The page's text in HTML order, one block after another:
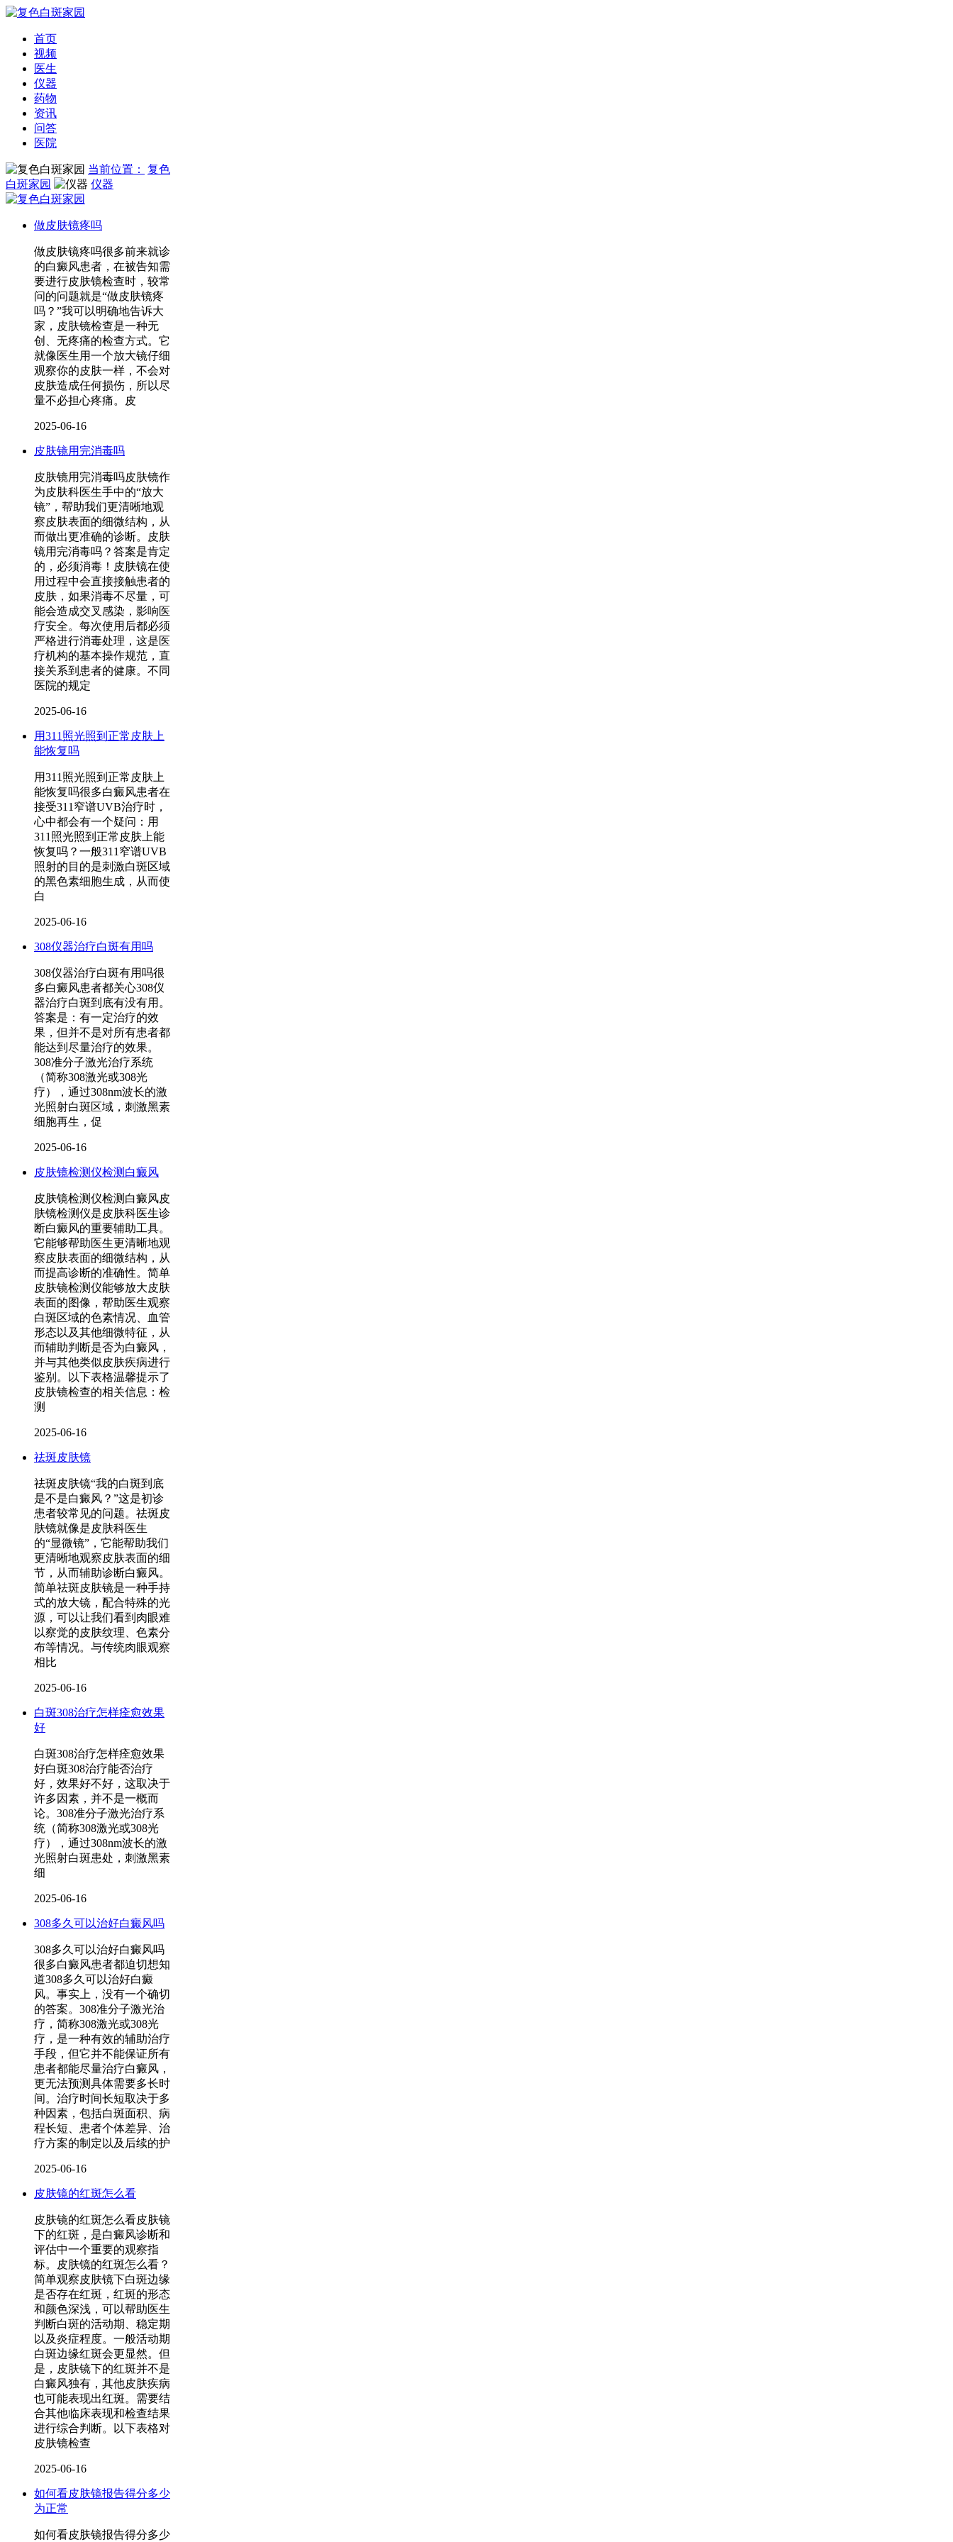
首页
视频
医生
仪器
药物
资讯
问答
医院
当前位置：
复色
白斑家园
仪器
做皮肤镜疼吗
做皮肤镜疼吗很多前来就诊
的白癜风患者，在被告知需
要进行皮肤镜检查时，较常
问的问题就是“做皮肤镜疼
吗？”我可以明确地告诉大
家，皮肤镜检查是一种无
创、无疼痛的检查方式。它
就像医生用一个放大镜仔细
观察你的皮肤一样，不会对
皮肤造成任何损伤，所以尽
量不必担心疼痛。皮
2025-06-16
皮肤镜用完消毒吗
皮肤镜用完消毒吗皮肤镜作
为皮肤科医生手中的“放大
镜”，帮助我们更清晰地观
察皮肤表面的细微结构，从
而做出更准确的诊断。皮肤
镜用完消毒吗？答案是肯定
的，必须消毒！皮肤镜在使
用过程中会直接接触患者的
皮肤，如果消毒不尽量，可
能会造成交叉感染，影响医
疗安全。每次使用后都必须
严格进行消毒处理，这是医
疗机构的基本操作规范，直
接关系到患者的健康。不同
医院的规定
2025-06-16
用311照光照到正常皮肤上
能恢复吗
用311照光照到正常皮肤上
能恢复吗很多白癜风患者在
接受311窄谱UVB治疗时，
心中都会有一个疑问：用
311照光照到正常皮肤上能
恢复吗？一般311窄谱UVB
照射的目的是刺激白斑区域
的黑色素细胞生成，从而使
白
2025-06-16
308仪器治疗白斑有用吗
308仪器治疗白斑有用吗很
多白癜风患者都关心308仪
器治疗白斑到底有没有用。
答案是：有一定治疗的效
果，但并不是对所有患者都
能达到尽量治疗的效果。
308准分子激光治疗系统
（简称308激光或308光
疗），通过308nm波长的激
光照射白斑区域，刺激黑素
细胞再生，促
2025-06-16
皮肤镜检测仪检测白癜风
皮肤镜检测仪检测白癜风皮
肤镜检测仪是皮肤科医生诊
断白癜风的重要辅助工具。
它能够帮助医生更清晰地观
察皮肤表面的细微结构，从
而提高诊断的准确性。简单
皮肤镜检测仪能够放大皮肤
表面的图像，帮助医生观察
白斑区域的色素情况、血管
形态以及其他细微特征，从
而辅助判断是否为白癜风，
并与其他类似皮肤疾病进行
鉴别。以下表格温馨提示了
皮肤镜检查的相关信息：检
测
2025-06-16
祛斑皮肤镜
祛斑皮肤镜“我的白斑到底
是不是白癜风？”这是初诊
患者较常见的问题。祛斑皮
肤镜就像是皮肤科医生
的“显微镜”，它能帮助我们
更清晰地观察皮肤表面的细
节，从而辅助诊断白癜风。
简单祛斑皮肤镜是一种手持
式的放大镜，配合特殊的光
源，可以让我们看到肉眼难
以察觉的皮肤纹理、色素分
布等情况。与传统肉眼观察
相比
2025-06-16
白斑308治疗怎样痊愈效果
好
白斑308治疗怎样痊愈效果
好白斑308治疗能否治疗
好，效果好不好，这取决于
许多因素，并不是一概而
论。308准分子激光治疗系
统（简称308激光或308光
疗），通过308nm波长的激
光照射白斑患处，刺激黑素
细
2025-06-16
308多久可以治好白癜风吗
308多久可以治好白癜风吗
很多白癜风患者都迫切想知
道308多久可以治好白癜
风。事实上，没有一个确切
的答案。308准分子激光治
疗，简称308激光或308光
疗，是一种有效的辅助治疗
手段，但它并不能保证所有
患者都能尽量治疗白癜风，
更无法预测具体需要多长时
间。治疗时间长短取决于多
种因素，包括白斑面积、病
程长短、患者个体差异、治
疗方案的制定以及后续的护
2025-06-16
皮肤镜的红斑怎么看
皮肤镜的红斑怎么看皮肤镜
下的红斑，是白癜风诊断和
评估中一个重要的观察指
标。皮肤镜的红斑怎么看？
简单观察皮肤镜下白斑边缘
是否存在红斑，红斑的形态
和颜色深浅，可以帮助医生
判断白斑的活动期、稳定期
以及炎症程度。一般活动期
白斑边缘红斑会更显然。但
是，皮肤镜下的红斑并不是
白癜风独有，其他皮肤疾病
也可能表现出红斑。需要结
合其他临床表现和检查结果
进行综合判断。以下表格对
皮肤镜检查
2025-06-16
如何看皮肤镜报告得分多少
为正常
如何看皮肤镜报告得分多少